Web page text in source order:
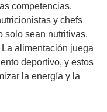
competencias.
y chefs
solo sean nutritivas,
alimentación juega
deportivo, y estos
la energía y la